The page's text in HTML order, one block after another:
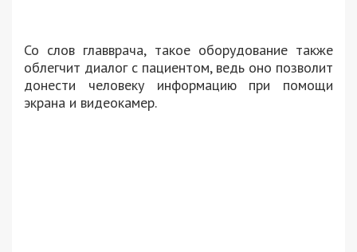
Со слов главврача, такое оборудование также
облегчит диалог с пациентом, ведь оно позволит
донести человеку информацию при помощи
экрана и видеокамер.